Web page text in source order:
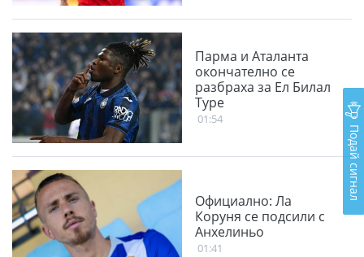
Парма и Аталанта
окончателно се
разбраха за Ел Билал
Туре
01:54
Официално: Ла
Коруня се подсили с
Анхелиньо
01:41
Подай сигнал